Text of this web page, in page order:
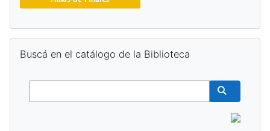
Buscá en el catálogo de la Biblioteca
Buscar